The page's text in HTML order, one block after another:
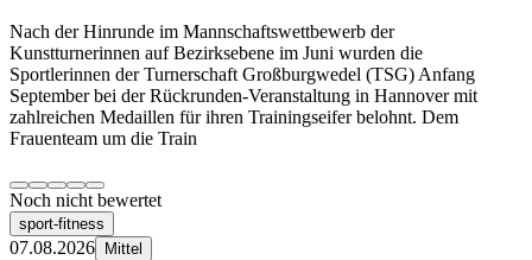
Nach der Hinrunde im Mannschaftswettbewerb der
Kunstturnerinnen auf Bezirksebene im Juni wurden die
Sportlerinnen der Turnerschaft Großburgwedel (TSG) Anfang
September bei der Rückrunden-Veranstaltung in Hannover mit
zahlreichen Medaillen für ihren Trainingseifer belohnt. Dem
Frauenteam um die Train
Noch nicht bewertet
sport-fitness
07.08.2026 Mittel